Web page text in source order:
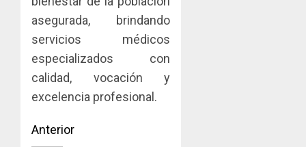
asegurada, brindando
servicios médicos
especializados con
calidad, vocación y
excelencia profesional.
Navegación
Anterior